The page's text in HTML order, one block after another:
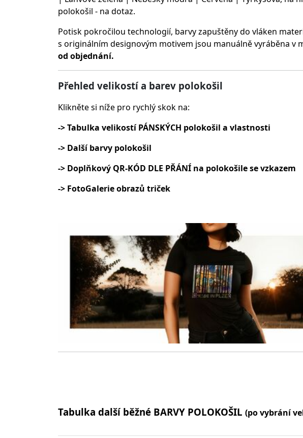
polokošil - na dotaz.
Potisk pokročilou technologií, barvy zapuštěny do vláken
s originálním designovým motivem jsou manuálně vyráběna v
od objednání.
Přehled velikostí a barev polokošil
Klikněte si níže pro rychlý skok na:
-> Tabulka velikostí PÁNSKÝCH polokošil a vlastnosti
-> Další barvy polokošil
-> Doplňkový QR-KÓD DLE PŘÁNÍ na polokošile se vzkazem
-> FotoGalerie obrazů triček
Tabulka další běžné BARVY POLOKOŠIL (po vybrání